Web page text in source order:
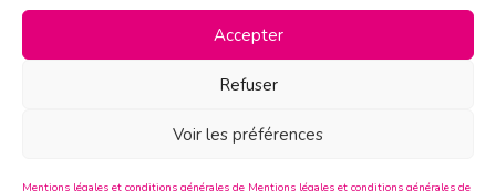
Accepter
Refuser
Voir les préférences
Mentions légales et conditions générales de Mentions légales et conditions générales de